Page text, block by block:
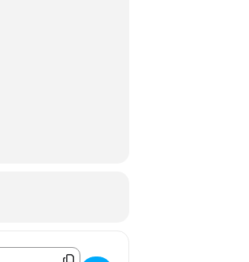
- Schmeckt's? [SCK3ZQbYq]